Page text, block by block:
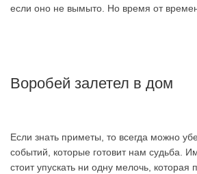
если оно не вымыто. Но время от
Воробей залетел в дом
Если знать приметы, то всегда можно
событий, которые готовит нам судьба.
стоит упускать ни одну мелочь, которая